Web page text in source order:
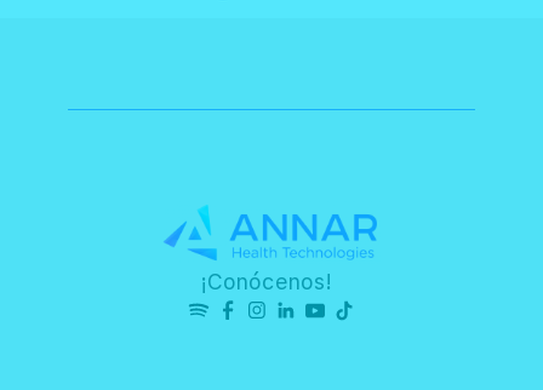
¡Conócenos!